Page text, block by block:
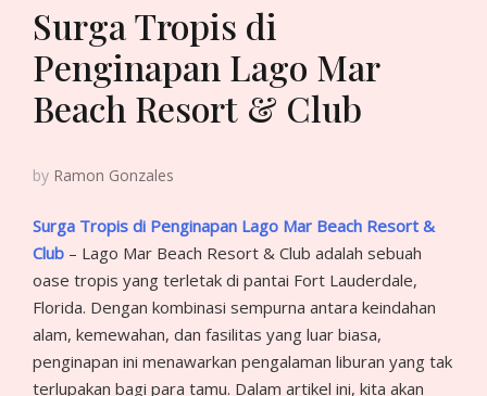
Surga Tropis di
Penginapan Lago Mar
Beach Resort & Club
by Ramon Gonzales
Surga Tropis di Penginapan Lago Mar Beach Resort &
Club – Lago Mar Beach Resort & Club adalah sebuah
oase tropis yang terletak di pantai Fort Lauderdale,
Florida. Dengan kombinasi sempurna antara keindahan
alam, kemewahan, dan fasilitas yang luar biasa,
penginapan ini menawarkan pengalaman liburan yang tak
terlupakan bagi para tamu. Dalam artikel ini, kita akan